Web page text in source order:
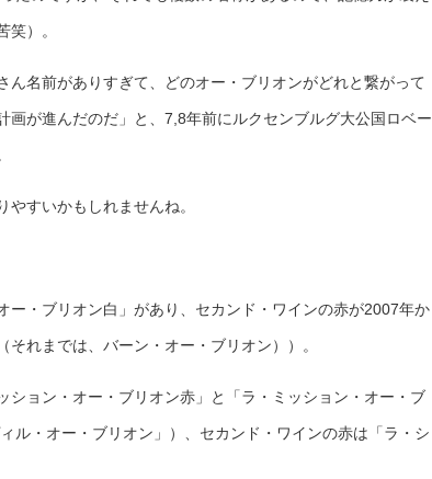
）。
名前がありすぎて、どのオー・ブリオンがどれと繋がって
が進んだのだ」と、7,8年前にルクセンブルグ大公国ロベー
すいかもしれませんね。
ー・ブリオン白」があり、セカンド・ワインの赤が2007年か
れまでは、バーン・オー・ブリオン））。
ション・オー・ブリオン赤」と「ラ・ミッション・オー・ブ
ル・オー・ブリオン」）、セカンド・ワインの赤は「ラ・シ